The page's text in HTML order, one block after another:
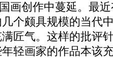
画创作中蔓延。最
个颇具规模的当代
匠气。这样的批评
轻画家的作品本该